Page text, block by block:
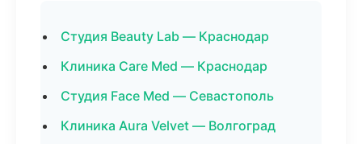
Студия Beauty Lab — Краснодар
Клиника Care Med — Краснодар
Студия Face Med — Севастополь
Клиника Aura Velvet — Волгоград